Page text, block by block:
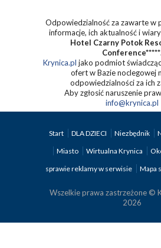
Odpowiedzialność za zawarte w
informacje, ich aktualność i
Hotel Czarny Potok
Conference*****.
Krynica.pl jako podmiot
ofert w Bazie noclegowej
odpowiedzialności za ich
Aby zgłosić naruszenie
info@krynica.pl
Start DLA DZIECI Niezbędnik
Miasto
Wirtualna Krynica
sprawie reklamy w serwisie
Mapa
Wszelkie prawa zastrzeżone ©
2026